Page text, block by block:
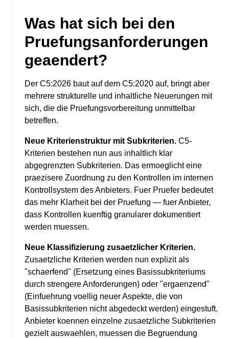
Was hat sich bei den
Pruefungsanforderungen
geaendert?
Der C5:2026 baut auf dem C5:2020 auf, bringt aber
mehrere strukturelle und inhaltliche Neuerungen mit
sich, die die Pruefungsvorbereitung unmittelbar
betreffen.
Neue Kriterienstruktur mit Subkriterien. C5-
Kriterien bestehen nun aus inhaltlich klar
abgegrenzten Subkriterien. Das ermoeglicht eine
praezisere Zuordnung zu den Kontrollen im internen
Kontrollsystem des Anbieters. Fuer Pruefer bedeutet
das mehr Klarheit bei der Pruefung — fuer Anbieter,
dass Kontrollen kuenftig granularer dokumentiert
werden muessen.
Neue Klassifizierung zusaetzlicher Kriterien.
Zusaetzliche Kriterien werden nun explizit als
"schaerfend" (Ersetzung eines Basissubkriteriums
durch strengere Anforderungen) oder "ergaenzend"
(Einfuehrung voellig neuer Aspekte, die von
Basissubkriterien nicht abgedeckt werden) eingestuft.
Anbieter koennen einzelne zusaetzliche Subkriterien
gezielt auswaehlen, muessen die Begruendung